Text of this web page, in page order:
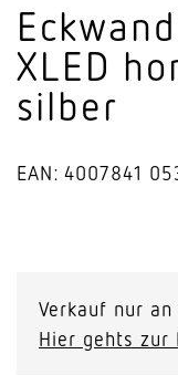
XLED
silber
EAN: 4007841
home
Verkauf nur
Hier gehts zur